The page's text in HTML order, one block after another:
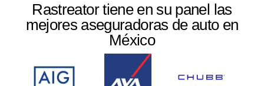
Rastreator tiene en su panel las
mejores aseguradoras de auto en
México